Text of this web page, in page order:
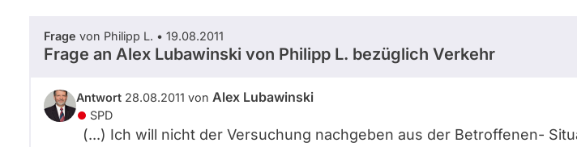
Frage von Philipp L. • 19.08.2011
Frage an Alex Lubawinski von Philipp L. bezüglich Verkehr
Antwort 28.08.2011 von Alex Lubawinski
SPD
(...) Ich will nicht der Versuchung nachgeben aus der Betroffenen-